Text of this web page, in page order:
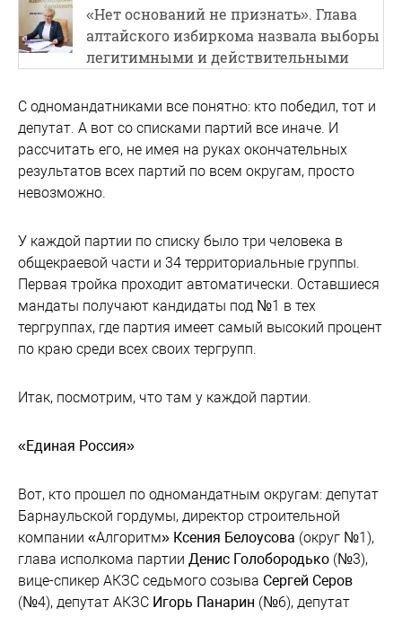
«Нет оснований не признать». Глава
алтайского избиркома назвала выборы
легитимными и действительными
С одномандатниками все понятно: кто победил, тот и
депутат. А вот со списками партий все иначе. И
рассчитать его, не имея на руках окончательных
результатов всех партий по всем округам, просто
невозможно.
У каждой партии по списку было три человека в
общекраевой части и 34 территориальные группы.
Первая тройка проходит автоматически. Оставшиеся
мандаты получают кандидаты под №1 в тех
тергруппах, где партия имеет самый высокий процент
по краю среди всех своих тергрупп.
Итак, посмотрим, что там у каждой партии.
«Единая Россия»
Вот, кто прошел по одномандатным округам: депутат
Барнаульской гордумы, директор строительной
компании «Алгоритм» Ксения Белоусова (округ №1),
глава исполкома партии Денис Голобородько (№3),
вице-спикер АКЗС седьмого созыва Сергей Серов
(№4), депутат АКЗС Игорь Панарин (№6), депутат